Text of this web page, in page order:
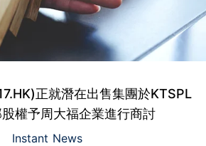
正就潛在出售集團於KTSPL
權予周大福企業進行商討
Instant News